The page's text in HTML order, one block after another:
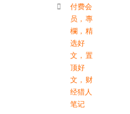
付费会
员 ， 專
欄 ， 精
选好
文 ， 置
顶好
文 ， 财
经猎人
笔记